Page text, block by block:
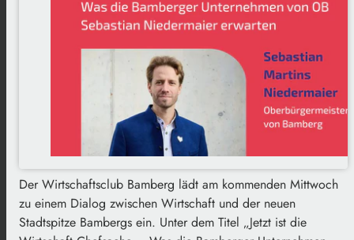
Der Wirtschaftsclub Bamberg lädt am kommenden Mittwoch
zu einem Dialog zwischen Wirtschaft und der neuen
Stadtspitze Bambergs ein. Unter dem Titel „Jetzt ist die